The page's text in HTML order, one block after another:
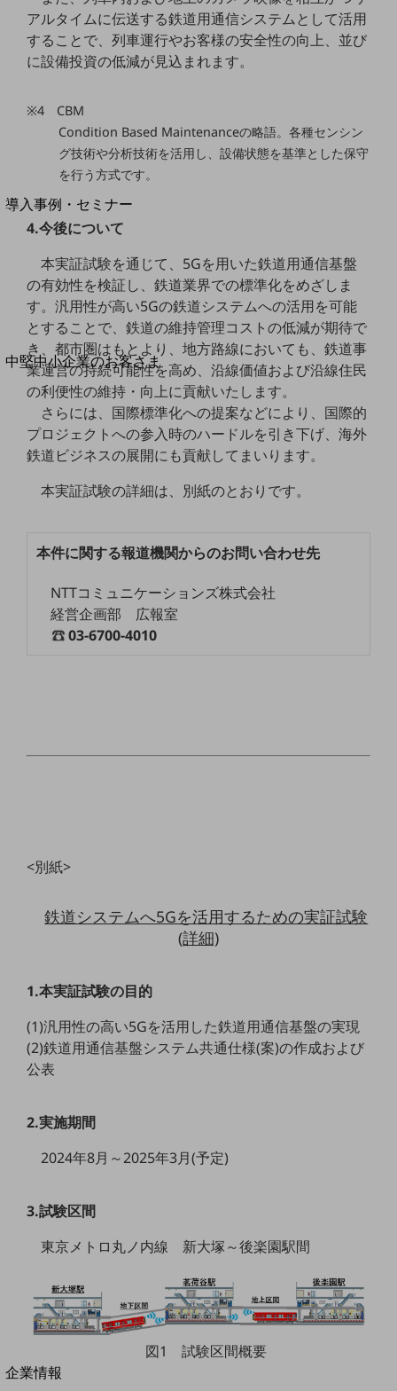
運用保守・故障紛失サポート
回線・ネットワーク
別ウィンドウで開きます
サービスをご利用中のお客さま
導入事例・セミナー
導入事例TOP
最新の導入事例や注目の導入事例をご紹介します
セミナー
開催・出展する各種セミナー、イベント情報をご紹介します
別ウィンドウで開きます
中堅中小企業のお客さま
NTTドコモビジネスウォッチ
ビジネスお役立ち情報
旬な話題やお役立ち資料などDXの課題を
解決するヒントをお届けする記事サイト
新着記事
お役立ち資料ダウンロード
トレンド記事特集
サービス・ソリューション
課題やニーズに合ったサービスをご紹介し、
中堅中小企業のビジネスをサポート！
お悩みから見つける
お悩みから見つけるTOP
業界から見つけるTOP
地域産業
その他の業界はこちら
NTTドコモビジネス
法人向けモバイルトップ
はじめての方へ
サービス・商品を探す
新規会員登録/ログインはこちら
別ウィンドウで開きます
企業情報
アルタイムに伝送する鉄道用通信システムとして活用
することで、列車運行やお客様の安全性の向上、並び
に設備投資の低減が見込まれます。
※4 CBM
Condition Based Maintenanceの略語。各種センシン
グ技術や分析技術を活用し、設備状態を基準とした保守
を行う方式です。
4.今後について
本実証試験を通じて、5Gを用いた鉄道用通信基盤
の有効性を検証し、鉄道業界での標準化をめざしま
す。汎用性が高い5Gの鉄道システムへの活用を可能
とすることで、鉄道の維持管理コストの低減が期待で
き、都市圏はもとより、地方路線においても、鉄道事
業運営の持続可能性を高め、沿線価値および沿線住民
の利便性の維持・向上に貢献いたします。
さらには、国際標準化への提案などにより、国際的
プロジェクトへの参入時のハードルを引き下げ、海外
鉄道ビジネスの展開にも貢献してまいります。
本実証試験の詳細は、別紙のとおりです。
本件に関する報道機関からのお問い合わせ先
NTTコミュニケーションズ株式会社
経営企画部 広報室
03-6700-4010
<別紙>
鉄道システムへ5Gを活用するための実証試験
(詳細)
1.本実証試験の目的
(1)汎用性の高い5Gを活用した鉄道用通信基盤の実現
(2)鉄道用通信基盤システム共通仕様(案)の作成および
公表
2.実施期間
2024年8月～2025年3月(予定)
3.試験区間
東京メトロ丸ノ内線 新大塚～後楽園駅間
図1 試験区間概要